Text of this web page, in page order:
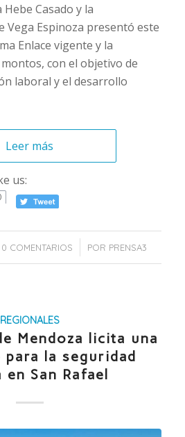
Casado y la
Vega Espinoza presentó este
Enlace vigente y la
con el objetivo de
laboral y el desarrollo
Leer más
us:
0 COMENTARIOS
/ POR PRENSA3
REGIONALES
Mendoza licita una
para la seguridad
San Rafael